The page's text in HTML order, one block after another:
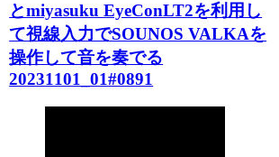
とmiyasuku EyeConLT2を利用し
て視線入力でSOUNOS VALKAを
操作して音を奏でる
20231101_01#0891